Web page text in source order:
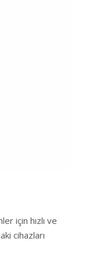
için hızlı ve
cihazları